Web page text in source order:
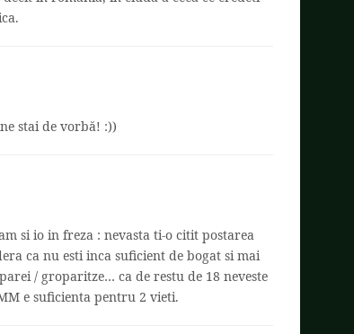
stai de vorbă! :))
si io in freza : nevasta ti-o citit postarea
ca nu esti inca suficient de bogat si mai
/ groparitze… ca de restu de 18 neveste
e suficienta pentru 2 vieti.